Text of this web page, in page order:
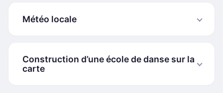
Météo locale
Construction d’une école de danse sur la
carte